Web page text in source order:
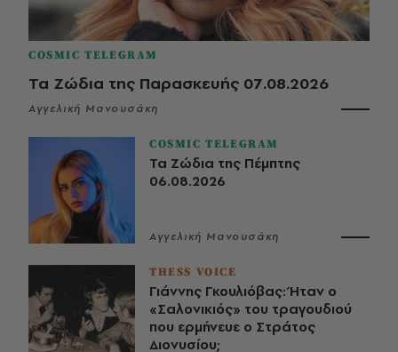
COSMIC TELEGRAM
Τα Ζώδια της Παρασκευής 07.08.2026
Αγγελική Μανουσάκη
COSMIC TELEGRAM
Τα Ζώδια της Πέμπτης
06.08.2026
Αγγελική Μανουσάκη
THESS VOICE
Γιάννης Γκουλιόβας: Ήταν ο
«Σαλονικιός» του τραγουδιού
που ερμήνευε ο Στράτος
Διονυσίου;